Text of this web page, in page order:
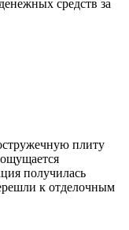
средств за
плиту
получилась
к отделочным